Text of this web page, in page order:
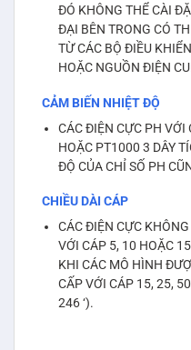
ĐÓ KHÔNG THỂ CÀI
ĐẠI BÊN TRONG CÓ
TỪ CÁC BỘ ĐIỀU
HOẶC NGUỒN ĐIỆN
CẢM BIẾN NHIỆT ĐỘ
CÁC ĐIỆN CỰC PH
HOẶC PT1000 3 DÂY
ĐỘ CỦA CHỈ SỐ PH
CHIỀU DÀI CÁP
CÁC ĐIỆN CỰC
VỚI CÁP 5, 10 HOẶC 15
KHI CÁC MÔ HÌNH
CẤP VỚI CÁP 15, 25,
246 ‘).